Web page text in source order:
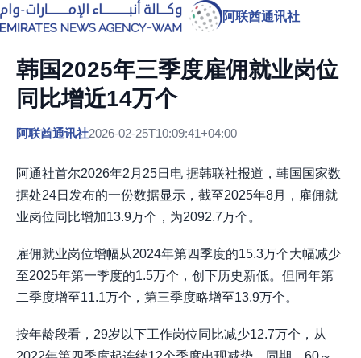
阿联酋通讯社
韩国2025年三季度雇佣就业岗位
同比增近14万个
阿联酋通讯社2026-02-25T10:09:41+04:00
阿通社首尔2026年2月25日电 据韩联社报道，韩国国家数
据处24日发布的一份数据显示，截至2025年8月，雇佣就
业岗位同比增加13.9万个，为2092.7万个。
雇佣就业岗位增幅从2024年第四季度的15.3万个大幅减少
至2025年第一季度的1.5万个，创下历史新低。但同年第
二季度增至11.1万个，第三季度略增至13.9万个。
按年龄段看，29岁以下工作岗位同比减少12.7万个，从